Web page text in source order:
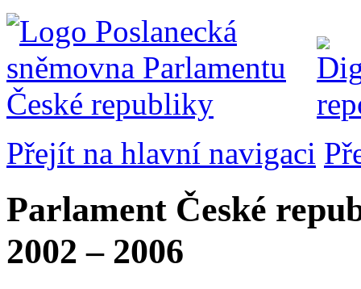
Přejít na hlavní navigaci
Parlament České
2002 – 2006